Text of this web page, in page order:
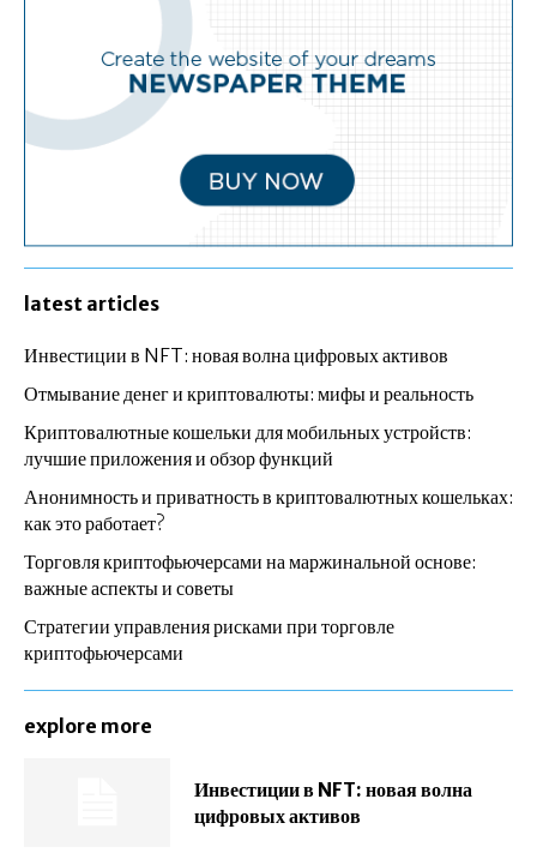
latest articles
Инвестиции в NFT: новая волна цифровых активов
Отмывание денег и криптовалюты: мифы и реальность
Криптовалютные кошельки для мобильных устройств:
лучшие приложения и обзор функций
Анонимность и приватность в криптовалютных кошельках:
как это работает?
Торговля криптофьючерсами на маржинальной основе:
важные аспекты и советы
Стратегии управления рисками при торговле
криптофьючерсами
explore more
Инвестиции в NFT: новая волна
цифровых активов